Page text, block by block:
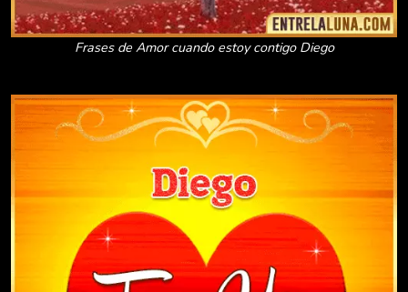
Frases de Amor cuando estoy contigo Diego